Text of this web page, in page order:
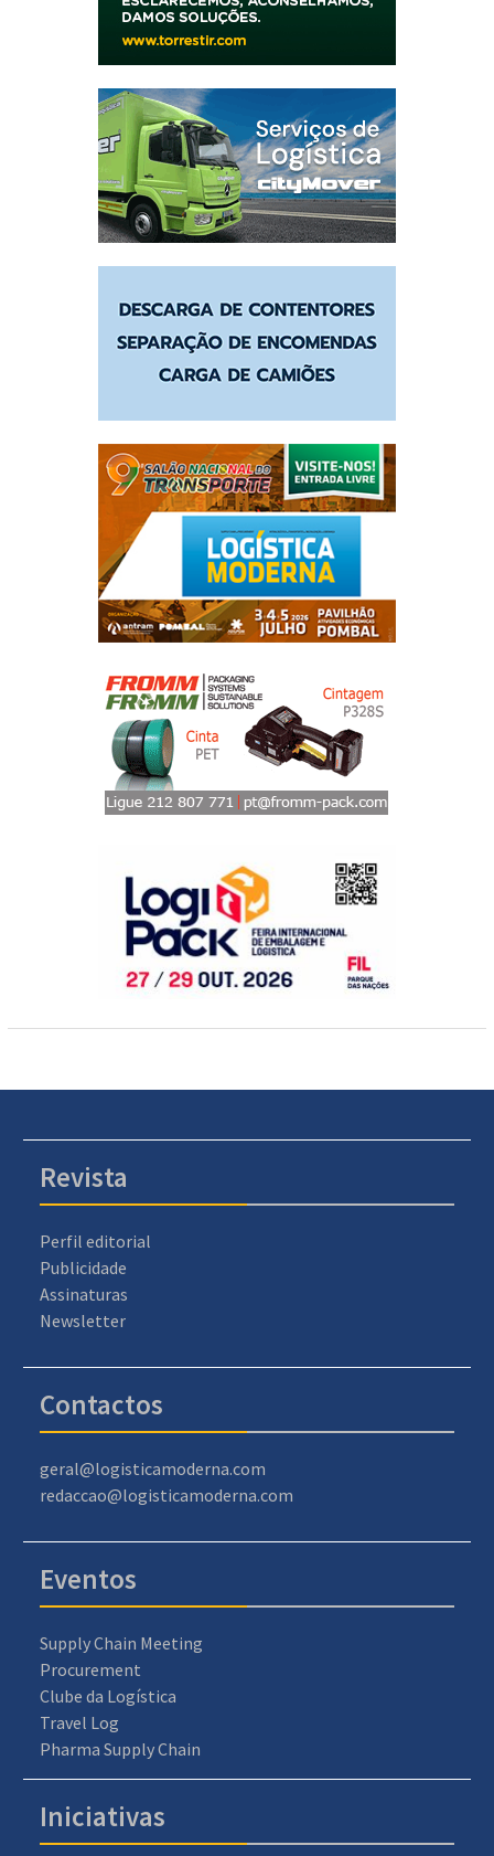
Revista
Perfil editorial
Publicidade
Assinaturas
Newsletter
Contactos
geral@logisticamoderna.com
redaccao@logisticamoderna.com
Eventos
Supply Chain Meeting
Procurement
Clube da Logística
Travel Log
Pharma Supply Chain
Iniciativas